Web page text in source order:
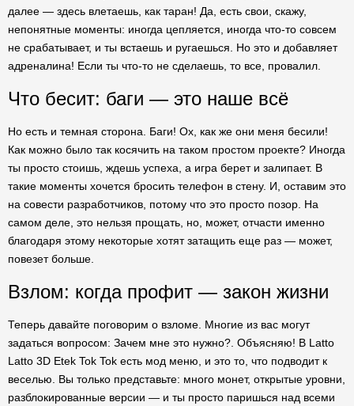
далее — здесь влетаешь, как таран! Да, есть свои, скажу,
непонятные моменты: иногда цепляется, иногда что-то совсем
не срабатывает, и ты встаешь и ругаешься. Но это и добавляет
адреналина! Если ты что-то не сделаешь, то все, провалил.
Что бесит: баги — это наше всё
Но есть и темная сторона. Баги! Ох, как же они меня бесили!
Как можно было так косячить на таком простом проекте? Иногда
ты просто стоишь, ждешь успеха, а игра берет и залипает. В
такие моменты хочется бросить телефон в стену. И, оставим это
на совести разработчиков, потому что это просто позор. На
самом деле, это нельзя прощать, но, может, отчасти именно
благодаря этому некоторые хотят затащить еще раз — может,
повезет больше.
Взлом: когда профит — закон жизни
Теперь давайте поговорим о взломе. Многие из вас могут
задаться вопросом: Зачем мне это нужно?. Объясняю! В Latto
Latto 3D Etek Tok Tok есть мод меню, и это то, что подводит к
веселью. Вы только представьте: много монет, открытые уровни,
разблокированные версии — и ты просто паришься над всеми